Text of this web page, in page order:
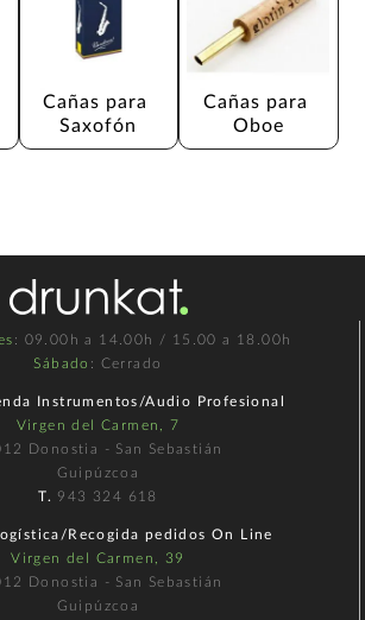
Cañas para
Saxofón
Cañas para
Oboe
: 09.00h a 14.00h / 15.00 a 18.00h
Sábado : Cerrado
Instrumentos/Audio Profesional
Virgen del Carmen, 7
Donostia - San Sebastián
Guipúzcoa
T. 943 324 618
Recogida pedidos On Line
Virgen del Carmen, 39
Donostia - San Sebastián
Guipúzcoa